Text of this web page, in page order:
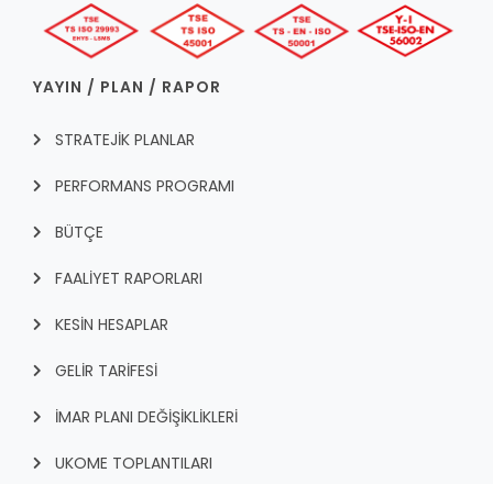
TARIMSAL AMAÇLI METEOROLOJİ İSTASYON VERİLERİ
YAYIN / PLAN / RAPOR
STRATEJİK PLANLAR
PERFORMANS PROGRAMI
BÜTÇE
FAALİYET RAPORLARI
KESİN HESAPLAR
GELİR TARİFESİ
İMAR PLANI DEĞİŞİKLİKLERİ
UKOME TOPLANTILARI